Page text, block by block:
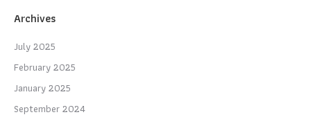
Archives
July 2025
February 2025
January 2025
September 2024